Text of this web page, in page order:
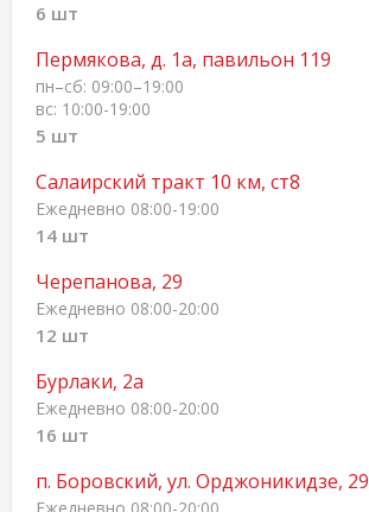
6 шт
Пермякова, д. 1а, павильон 119
пн–сб: 09:00–19:00
вс: 10:00-19:00
5 шт
Салаирский тракт 10 км, ст8
Ежедневно 08:00-19:00
14 шт
Черепанова, 29
Ежедневно 08:00-20:00
12 шт
Бурлаки, 2а
Ежедневно 08:00-20:00
16 шт
п. Боровский, ул. Орджоникидзе, 29